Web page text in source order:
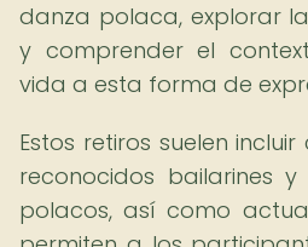
danza polaca, explorar
y comprender el
vida a esta forma de
Estos retiros suelen
reconocidos bailarines y
polacos, así como